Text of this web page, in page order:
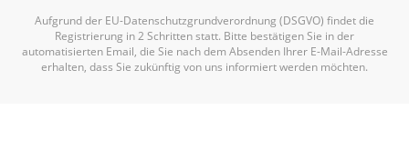
Aufgrund der EU-Datenschutzgrundverordnung (DSGVO) findet die
Registrierung in 2 Schritten statt. Bitte bestätigen Sie in der
automatisierten Email, die Sie nach dem Absenden Ihrer E-Mail-Adresse
erhalten, dass Sie zukünftig von uns informiert werden möchten.